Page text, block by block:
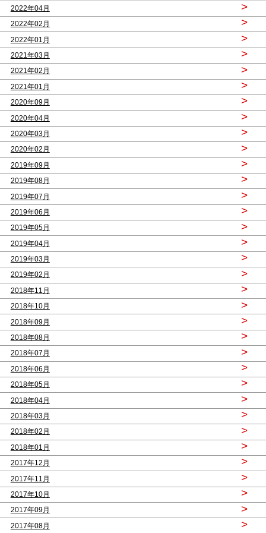
2022年04月 >
2022年02月 >
2022年01月 >
2021年03月 >
2021年02月 >
2021年01月 >
2020年09月 >
2020年04月 >
2020年03月 >
2020年02月 >
2019年09月 >
2019年08月 >
2019年07月 >
2019年06月 >
2019年05月 >
2019年04月 >
2019年03月 >
2019年02月 >
2018年11月 >
2018年10月 >
2018年09月 >
2018年08月 >
2018年07月 >
2018年06月 >
2018年05月 >
2018年04月 >
2018年03月 >
2018年02月 >
2018年01月 >
2017年12月 >
2017年11月 >
2017年10月 >
2017年09月 >
2017年08月 >